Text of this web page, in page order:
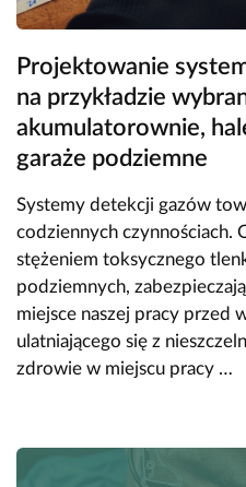
Projektowanie
na przykładzie
akumulatorownie,
garaże podziemne
Systemy detekcji gazów
codziennych czynnościach.
stężeniem toksycznego
podziemnych,
miejsce naszej pracy przed
ulatniającego się z
zdrowie w miejscu pracy …